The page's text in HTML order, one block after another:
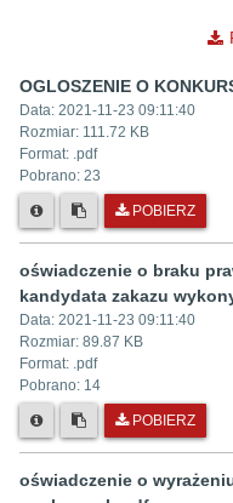
OGLOSZENIE O
Data: 2021-11-23 09:11:40
Rozmiar: 111.72 KB
Format: .pdf
Pobrano: 23
POBIERZ
oświadczenie o braku
kandydata zakazu
Data: 2021-11-23 09:11:40
Rozmiar: 89.87 KB
Format: .pdf
Pobrano: 14
POBIERZ
oświadczenie o